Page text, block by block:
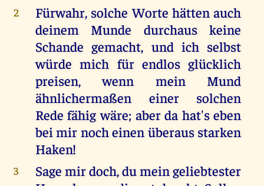
2
Fürwahr, solche Worte hätten auch
deinem Munde durchaus keine
Schande gemacht, und ich selbst
würde mich für endlos glücklich
preisen, wenn mein Mund
ähnlichermaßen einer solchen
Rede fähig wäre; aber da hat's eben
bei mir noch einen überaus starken
Haken!
3
Sage mir doch, du mein geliebtester